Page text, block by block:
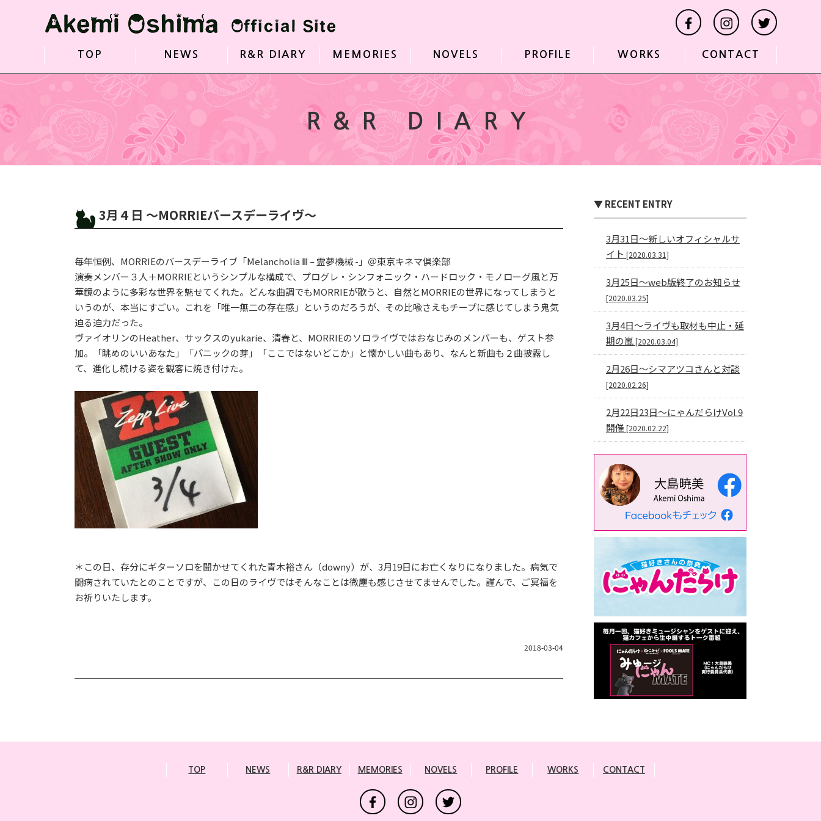
TOP NEWS R&R DIARY MEMORIES NOVELS PROFILE WORKS CONTACT
R&R DIARY
3月４日 〜MORRIEバースデーライヴ〜
毎年恒例、MORRIEのバースデーライブ「Melancholia Ⅲ – 霊夢機械 -」＠東京キネマ倶楽部
演奏メンバー３人＋MORRIEというシンプルな構成で、プログレ・シンフォニック・ハードロック・モノローグ風と万
華鏡のように多彩な世界を魅せてくれた。どんな曲調でもMORRIEが歌うと、自然とMORRIEの世界になってしまうと
いうのが、本当にすごい。これを「唯一無二の存在感」というのだろうが、その比喩さえもチープに感じてしまう鬼気
迫る迫力だった。
ヴァイオリンのHeather、サックスのyukarie、清春と、MORRIEのソロライヴではおなじみのメンバーも、ゲスト参
加。「眺めのいいあなた」「パニックの芽」「ここではないどこか」と懐かしい曲もあり、なんと新曲も２曲披露し
て、進化し続ける姿を観客に焼き付けた。
＊この日、存分にギターソロを聞かせてくれた青木裕さん（downy）が、3月19日にお亡くなりになりました。病気で
闘病されていたとのことですが、この日のライヴではそんなことは微塵も感じさせてませんでした。謹んで、ご冥福を
お祈りいたします。
2018-03-04
▼ RECENT ENTRY
3月31日〜新しいオフィシャルサ
イト [2020.03.31]
3月25日〜web版終了のお知らせ
[2020.03.25]
3月4日〜ライヴも取材も中止・延
期の嵐[2020.03.04]
2月26日〜シマアツコさんと対談
[2020.02.26]
2月22日23日〜にゃんだらけVol.9
開催[2020.02.22]
TOP NEWS R&R DIARY MEMORIES NOVELS PROFILE WORKS CONTACT